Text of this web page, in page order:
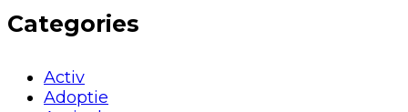
Categories
Activ
Adoptie